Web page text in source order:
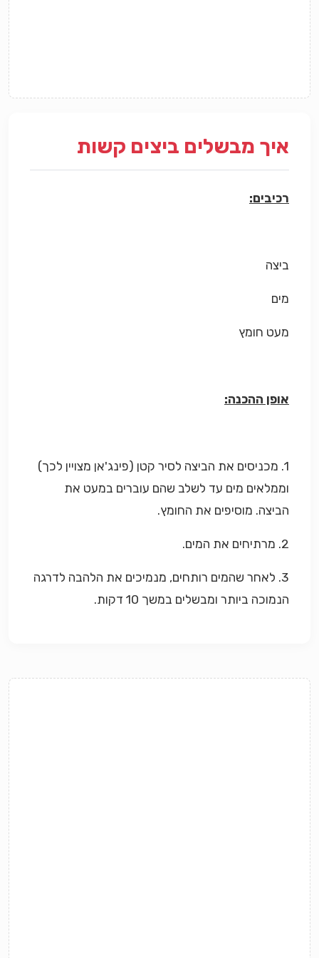
איך מבשלים ביצים קשות
רכיבים:
ביצה
מים
מעט חומץ
אופן ההכנה:
1. מכניסים את הביצה לסיר קטן (פינג'אן מצויין לכך)
וממלאים מים עד לשלב שהם עוברים במעט את
הביצה. מוסיפים את החומץ.
2. מרתיחים את המים.
3. לאחר שהמים רותחים, מנמיכים את הלהבה לדרגה
הנמוכה ביותר ומבשלים במשך 10 דקות.